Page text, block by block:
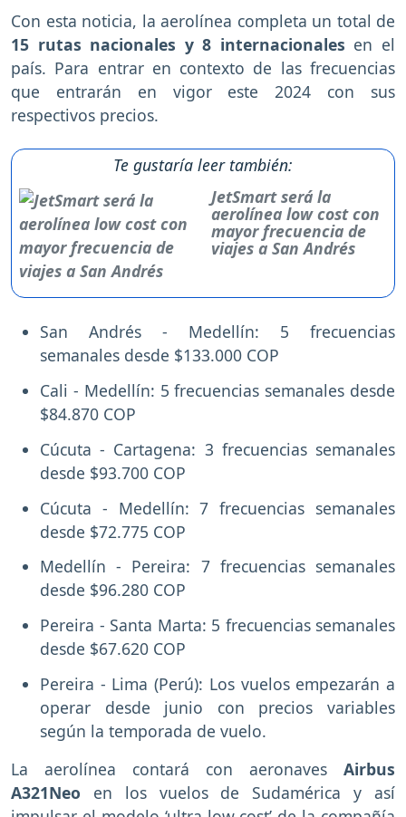
Con esta noticia, la aerolínea completa un total de
15 rutas nacionales y 8 internacionales en el
país. Para entrar en contexto de las frecuencias
que entrarán en vigor este 2024 con sus
respectivos precios.
Te gustaría leer también:
JetSmart será la
aerolínea low cost con
mayor frecuencia de
viajes a San Andrés
San Andrés - Medellín: 5 frecuencias
semanales desde $133.000 COP
Cali - Medellín: 5 frecuencias semanales desde
$84.870 COP
Cúcuta - Cartagena: 3 frecuencias semanales
desde $93.700 COP
Cúcuta - Medellín: 7 frecuencias semanales
desde $72.775 COP
Medellín - Pereira: 7 frecuencias semanales
desde $96.280 COP
Pereira - Santa Marta: 5 frecuencias semanales
desde $67.620 COP
Pereira - Lima (Perú): Los vuelos empezarán a
operar desde junio con precios variables
según la temporada de vuelo.
La aerolínea contará con aeronaves Airbus
A321Neo en los vuelos de Sudamérica y así